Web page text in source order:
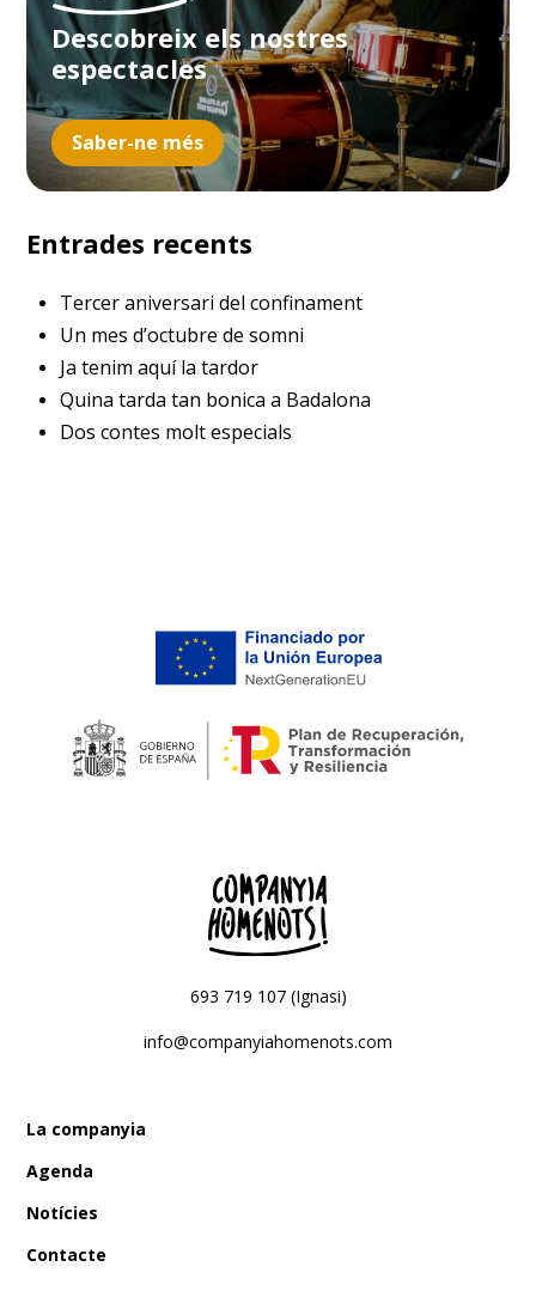
Descobreix els nostres
espectacles
Saber-ne més
Entrades recents
Tercer aniversari del confinament
Un mes d’octubre de somni
Ja tenim aquí la tardor
Quina tarda tan bonica a Badalona
Dos contes molt especials
693 719 107 (Ignasi)
info@companyiahomenots.com
La companyia
Agenda
Notícies
Contacte